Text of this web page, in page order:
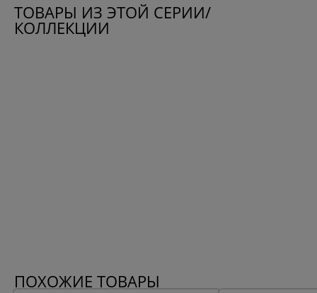
ТОВАРЫ ИЗ ЭТОЙ СЕРИИ/
КОЛЛЕКЦИИ
ПОХОЖИЕ ТОВАРЫ